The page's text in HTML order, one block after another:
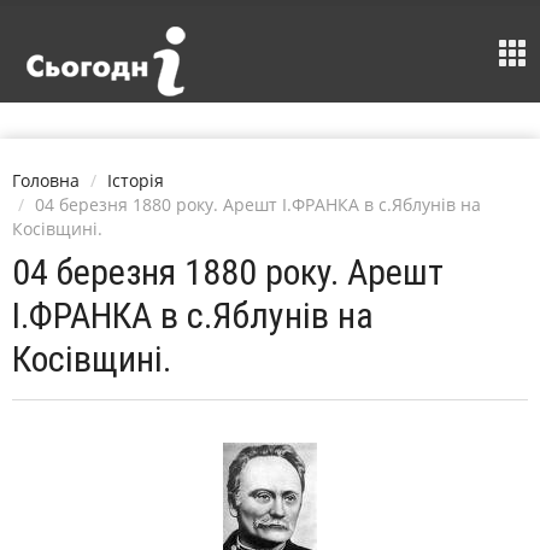
Головна
Історія
04 березня 1880 року. Арешт І.ФРАНКА в с.Яблунів на
Косівщині.
04 березня 1880 року. Арешт
І.ФРАНКА в с.Яблунів на
Косівщині.